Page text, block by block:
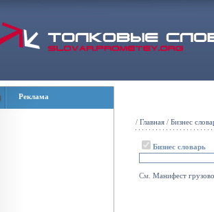
Реклама
/ Главная / Бизнес
Бизнес словарь
См. Манифест